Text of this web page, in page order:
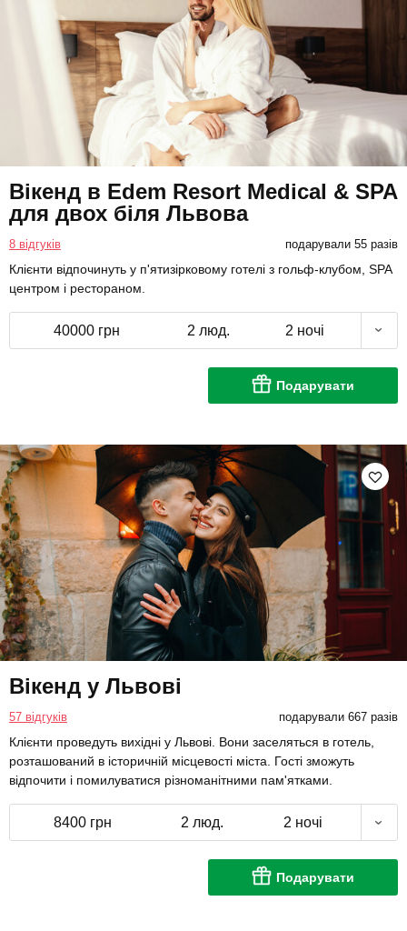
Вікенд в Edem Resort Medical & SPA
для двох біля Львова
8 відгуків подарували 55 разів
Клієнти відпочинуть у п'ятизірковому готелі з гольф-клубом, SPA
центром і рестораном.
40000 грн 2 люд. 2 ночі
Подарувати
Вікенд у Львові
57 відгуків подарували 667 разів
Клієнти проведуть вихідні у Львові. Вони заселяться в готель,
розташований в історичній місцевості міста. Гості зможуть
відпочити і помилуватися різноманітними пам'ятками.
8400 грн 2 люд. 2 ночі
Подарувати